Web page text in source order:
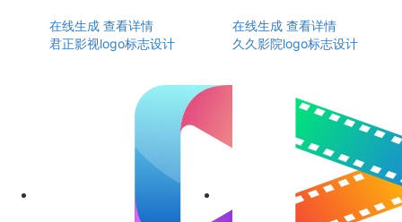
在线生成 查看详情
君正影视logo标志设计
在线生成 查看详情
久久影院logo标志设计